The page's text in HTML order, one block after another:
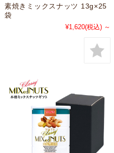
素焼きミックスナッツ 13g×25
袋
¥1,620(税込) ～